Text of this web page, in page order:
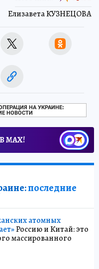
Источник: kp.ru
НОВОСТИ
МАХ!
атомных
Россию и Китай: это
массированного